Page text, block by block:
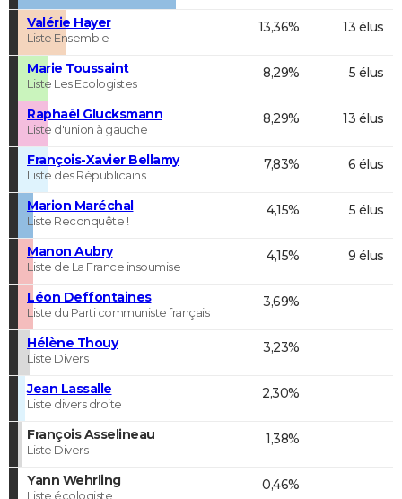
Valérie Hayer
Liste Ensemble
13,36% 13 élus
Marie Toussaint
Liste Les Ecologistes
8,29% 5 élus
Raphaël Glucksmann
Liste d'union à gauche
8,29% 13 élus
François-Xavier Bellamy
Liste des Républicains
7,83% 6 élus
Marion Maréchal
Liste Reconquête !
4,15% 5 élus
Manon Aubry
Liste de La France insoumise
4,15% 9 élus
Léon Deffontaines
Liste du Parti communiste français
3,69%
Hélène Thouy
Liste Divers
3,23%
Jean Lassalle
Liste divers droite
2,30%
François Asselineau
Liste Divers
1,38%
Yann Wehrling
Liste écologiste
0,46%